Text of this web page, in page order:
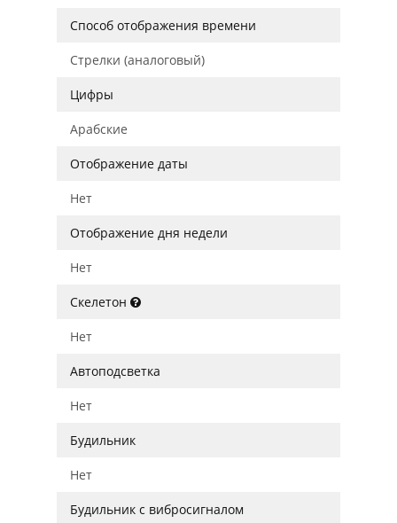
Способ отображения времени
Стрелки (аналоговый)
Цифры
Арабские
Отображение даты
Нет
Отображение дня недели
Нет
Скелетон
Нет
Автоподсветка
Нет
Будильник
Нет
Будильник с вибросигналом